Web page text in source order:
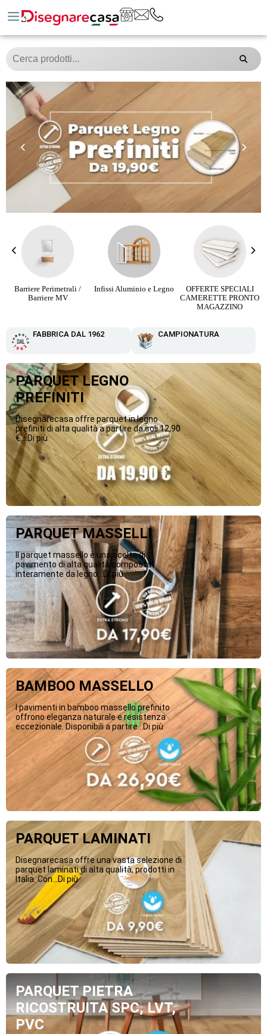
Infissi Aluminio e Legno
OFFERTE SPECIALI
Parquet Maxi Plancia 3
Strip da 12,90 €
FABBRICA DAL 1962 CAMPIONATURA
PARQUET LEGNO
PREFINITI
Disegnarecasa offre parquet in legno
prefiniti di alta qualità a partire da soli 12,90
€....Di più
PARQUET MASSELLI
Il parquet massello è una scelta di
pavimento di alta qualità composta
interamente da legno...Di più
BAMBOO MASSELLO
I pavimenti in bamboo massello prefinito
offrono eleganza naturale e resistenza
eccezionale. Disponibili a partire...Di più
PARQUET LAMINATI
Disegnarecasa offre una vasta selezione di
parquet laminati di alta qualità, prodotti in
Italia. Con...Di più
PARQUET PIETRA
RICOSTRUITA SPC, LVT,
PVC